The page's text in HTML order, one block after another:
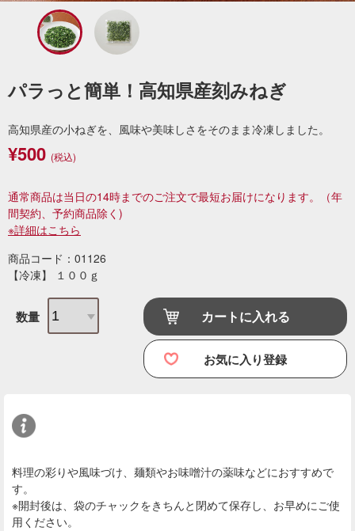
パラっと簡単！高知県産刻みねぎ
高知県産の小ねぎを、風味や美味しさをそのまま冷凍しました。
¥500 (税込)
通常商品は当日の14時までのご注文で最短お届けになります。
（年
間契約、予約商品除く)
※詳細はこちら
商品コード：01126
【冷凍】 １００ｇ
数量 カートに入れる
お気に入り登録
料理の彩りや風味づけ、麺類やお味噌汁の薬味などにおすすめで
す。
※開封後は、袋のチャックをきちんと閉めて保存し、お早めにご使
用ください。